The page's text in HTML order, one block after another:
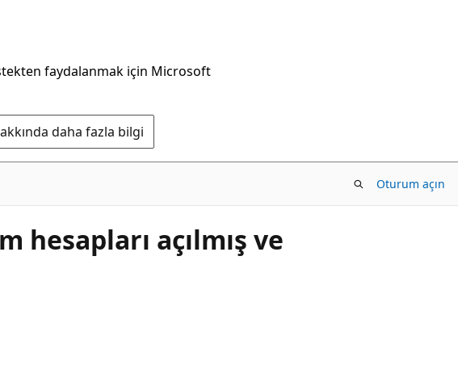
faydalanmak için Microsoft
daha fazla bilgi
Oturum açın
açılmış ve